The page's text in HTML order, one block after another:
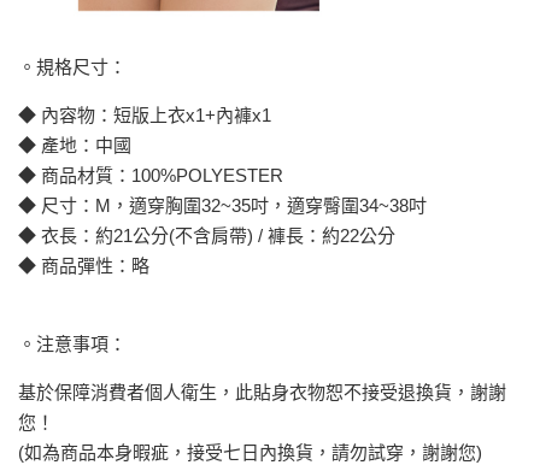
。規格尺寸：
◆ 內容物：短版上衣x1+內褲x1
◆ 產地：中國
◆ 商品材質：100%POLYESTER
◆ 尺寸：M，適穿胸圍32~35吋，適穿臀圍34~38吋
◆ 衣長：約21公分(不含肩帶) / 褲長：約22公分
◆ 商品彈性：略
。注意事項：
基於保障消費者個人衛生，此貼身衣物恕不接受退換貨，謝謝
您！
(如為商品本身暇疵，接受七日內換貨，請勿試穿，謝謝您)